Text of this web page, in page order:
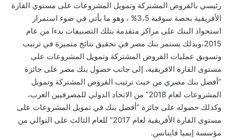
رئيسي بالقروض المشتركة وتمويل المشروعات على مستوي القارة
الأفريقية بحصة سوقية 3،5% ، وهو ما يأتي في ضوء استمرار
استحواذ البنك على مراكز متقدمة بتلك التصنيفات بدءا من عام
2015،وبذلك يستمر بنك مصر في تحقيق نتائج متميزة في ترتيب
وتسويق عمليات القروض المشتركة وتمويل المشروعات على
مستوى القارة الافريقية، إلى جانب حصول بنك مصر على جائزة
“أفضل بنك مصري من حيث ترتيب القروض المشتركة وتمويل
المشروعات لعام 2018” من الاتحاد الدولي للمصرفيين العرب،
وكذلك حصوله على جائزة “أفضل بنك في تمويل المشروعات على
مستوى القارة الأفريقية لعام 2017” للعام الثالث على التوالي من
مؤسسة إيميا فاينانس.